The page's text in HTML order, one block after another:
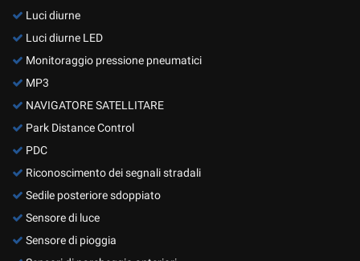
Luci diurne
Luci diurne LED
Monitoraggio pressione pneumatici
MP3
NAVIGATORE SATELLITARE
Park Distance Control
PDC
Riconoscimento dei segnali stradali
Sedile posteriore sdoppiato
Sensore di luce
Sensore di pioggia